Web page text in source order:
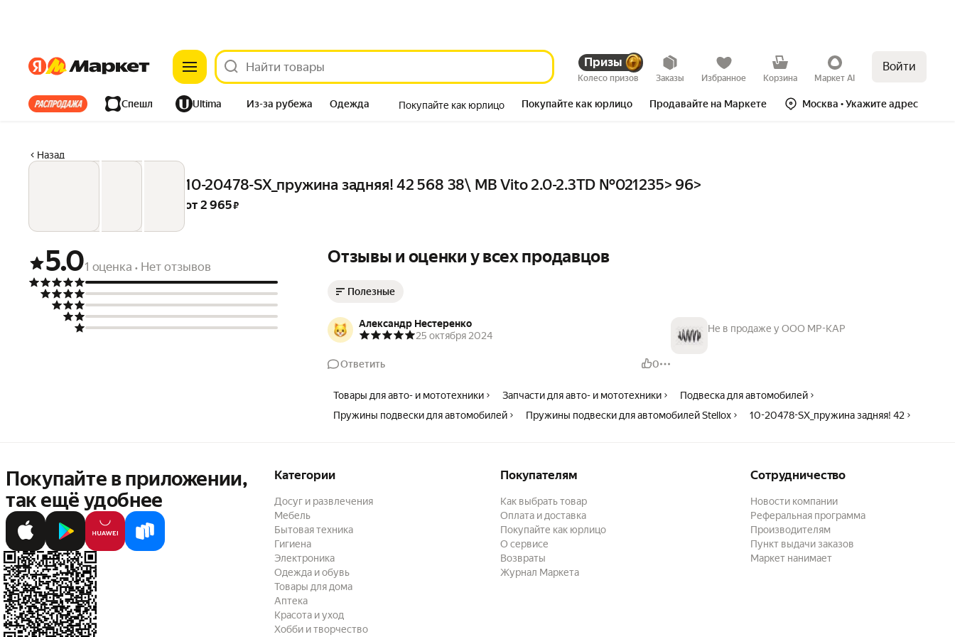
ЯндексЯндекс Призы
Колесо призов Заказы Избранное Корзина Маркет AI
Войти
Все хиты Спешл Ultima Из-за рубежа Одежда Покупайте как юрлицо Покупайте как юрлицо Продавайте на Маркете Москва • Укажите адрес
Назад
10-20478-SX_пружина задняя! 42 568 38\ MB Vito 2.0-2.3TD №021235> 96>
от 2 965 ₽
5.01 оценка • Нет отзывов Отзывы и оценки у всех продавцов
Полезные
Александр Нестеренко
25 октября 2024
Ответить 0
Не в продаже у ООО МР-КАР
Товары для авто- и мототехники Запчасти для авто- и мототехники
Подвеска для автомобилей
Пружины подвески для автомобилей
Пружины подвески для автомобилей Stellox 10-20478-SX_пружина задняя! 42
Покупайте в приложении,
так ещё удобнее
Категории
Досуг и развлечения
Мебель
Бытовая техника
Гигиена
Электроника
Одежда и обувь
Товары для дома
Аптека
Красота и уход
Хобби и творчество
Покупателям
Как выбрать товар
Оплата и доставка
Покупайте как юрлицо
О сервисе
Возвраты
Журнал Маркета
Сотрудничество
Новости компании
Реферальная программа
Производителям
Пункт выдачи заказов
Маркет нанимает